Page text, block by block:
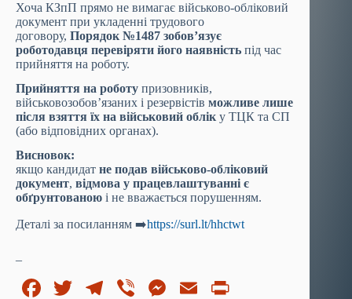
Хоча КЗпП прямо не вимагає військово-обліковий
документ при укладенні трудового
договору, Порядок №1487 зобов’язує
роботодавця перевіряти його наявність під час
прийняття на роботу.
Прийняття на роботу призовників,
військовозобов’язаних і резервістів можливе лише
після взяття їх на військовий облік у ТЦК та СП
(або відповідних органах).
Висновок:
якщо кандидат не подав військово-обліковий
документ, відмова у працевлаштуванні є
обґрунтованою і не вважається порушенням.
Деталі за посиланням ➡️https://surl.lt/hhctwt
Fa T
Te Vi
M
E